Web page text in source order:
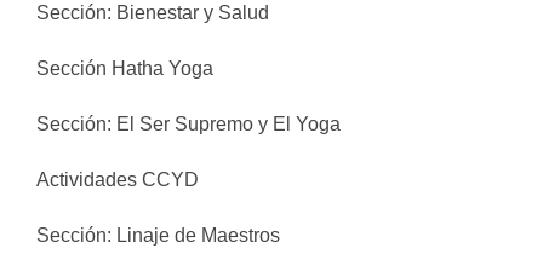
Sección: Bienestar y Salud
Sección Hatha Yoga
Sección: El Ser Supremo y El Yoga
Actividades CCYD
Sección: Linaje de Maestros